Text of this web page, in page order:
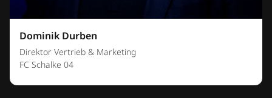
Dominik Durben
Direktor Vertrieb & Marketing
FC Schalke 04